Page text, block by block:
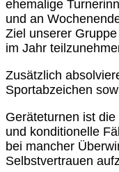
ehemalige
und an
Ziel unserer
im Jahr
Zusätzlich
Sportabzeichen
Geräteturnen ist
und konditionelle
bei mancher
Selbstvertrauen